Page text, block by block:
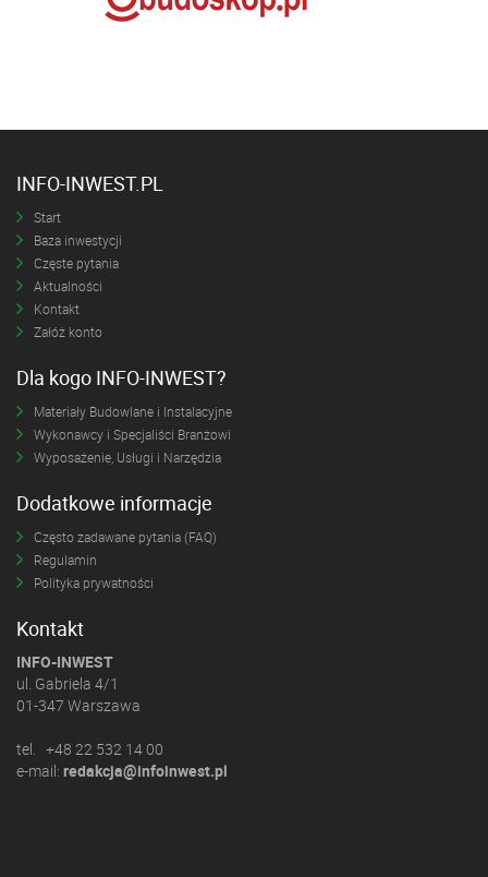
INFO-INWEST.PL
Start
Baza inwestycji
Częste pytania
Aktualności
Kontakt
Załóż konto
Dla kogo INFO-INWEST?
Materiały Budowlane i Instalacyjne
Wykonawcy i Specjaliści Branżowi
Wyposażenie, Usługi i Narzędzia
Dodatkowe informacje
Często zadawane pytania (FAQ)
Regulamin
Polityka prywatności
Kontakt
INFO-INWEST
ul. Gabriela 4/1
01-347 Warszawa
tel. +48 22 532 14 00
e-mail: redakcja@infoinwest.pl